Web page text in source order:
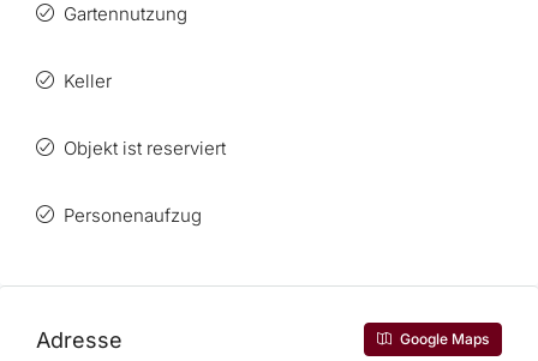
Gartennutzung
Keller
Objekt ist reserviert
Personenaufzug
Adresse Google Maps